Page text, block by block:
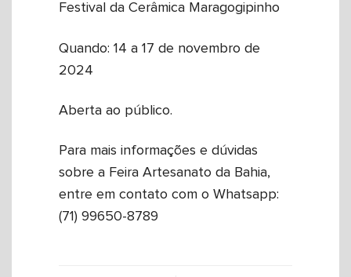
Festival da Cerâmica Maragogipinho
Quando: 14 a 17 de novembro de
2024
Aberta ao público.
Para mais informações e dúvidas
sobre a Feira Artesanato da Bahia,
entre em contato com o Whatsapp:
(71) 99650-8789